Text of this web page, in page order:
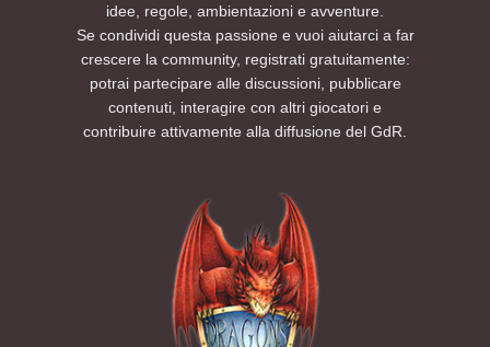
idee, regole, ambientazioni e avventure.
Se condividi questa passione e vuoi aiutarci a far
crescere la community, registrati gratuitamente:
potrai partecipare alle discussioni, pubblicare
contenuti, interagire con altri giocatori e
contribuire attivamente alla diffusione del GdR.